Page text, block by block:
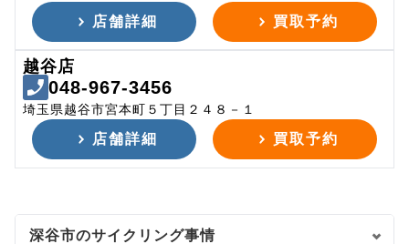
店舗詳細 買取予約
越谷店
048-967-3456
埼玉県越谷市宮本町５丁目２４８－１
店舗詳細 買取予約
深谷市のサイクリング事情